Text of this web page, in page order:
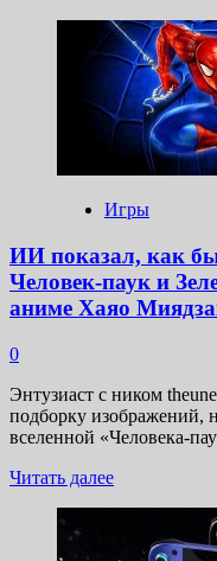
Игры
ИИ показал, как
Человек-паук и
аниме Хаяо
0
Энтузиаст с ником
подборку изображений,
вселенной «Человека-
Читать далееПрочитать